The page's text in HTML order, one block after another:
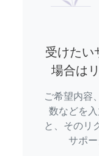
受けたい
場合は
ご希望内容
数などを
と、そのリ
サポ